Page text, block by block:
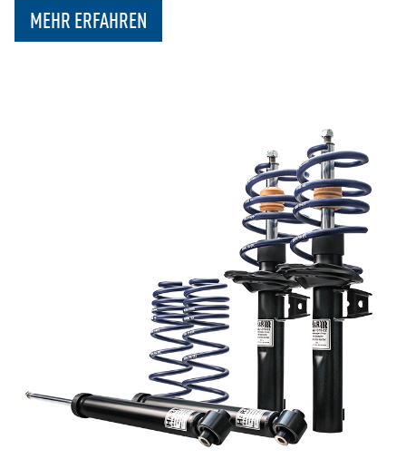
MEHR ERFAHREN